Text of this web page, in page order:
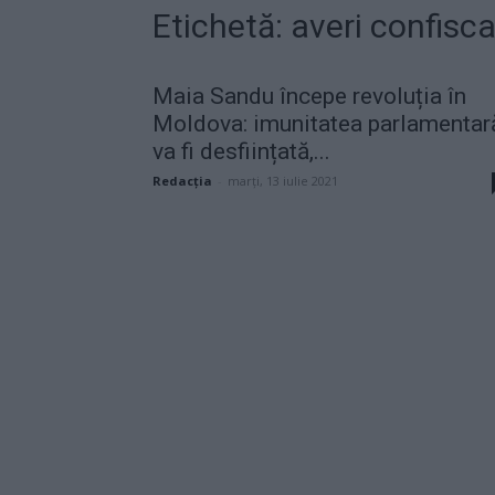
Etichetă: averi
Maia Sandu începe revoluția în
Moldova: imunitatea
va fi desființată,...
Redacţia marți, 13 iulie 2021